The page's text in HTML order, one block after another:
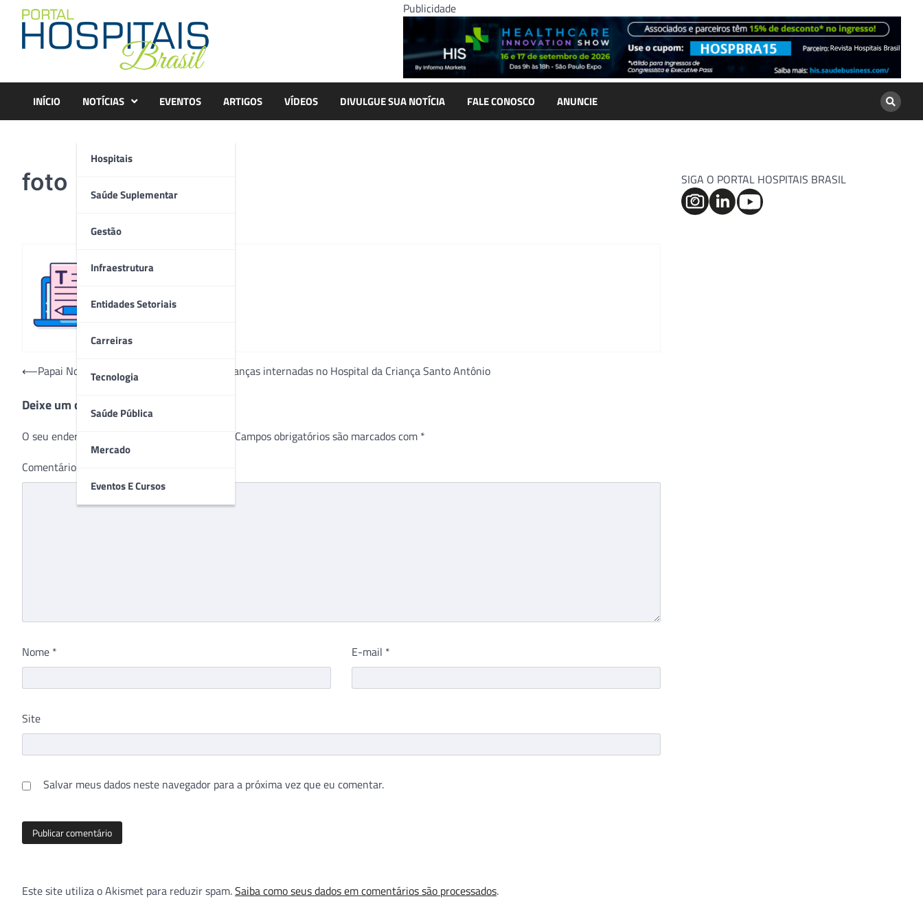
content
Publicidade
INÍCIO NOTÍCIAS
Hospitais
Saúde Suplementar
Gestão
Infraestrutura
Entidades Setoriais
Carreiras
Tecnologia
Saúde Pública
Mercado
Eventos E Cursos
EVENTOS ARTIGOS VÍDEOS DIVULGUE SUA NOTÍCIA FALE CONOSCO ANUNCIE
foto
Navegação
Post
⟵Papai Noel Radical leva esperança para crianças internadas no Hospital da Criança Santo Antônio
Deixe um comentário
O seu endereço de e-mail não será publicado. Campos obrigatórios são marcados com *
Comentário
Nome * E-mail *
Site
Salvar meus dados neste navegador para a próxima vez que eu comentar.
Este site utiliza o Akismet para reduzir spam.Saiba como seus dados em comentários são processados.
SIGA O PORTAL HOSPITAIS BRASIL